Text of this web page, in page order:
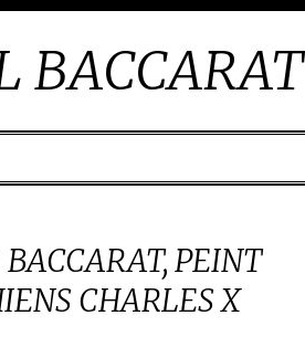
BACCARAT
PEINT
CHARLES X